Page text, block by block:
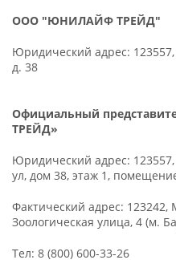
ООО "ЮНИЛАЙФ ТРЕЙД"
Юридический адрес:
д. 38
Официальный
ТРЕЙД»
Юридический адрес:
ул, дом 38, этаж 1,
Фактический адрес:
Зоологическая улица, 4 (м.
Тел: 8 (800) 600-33-26